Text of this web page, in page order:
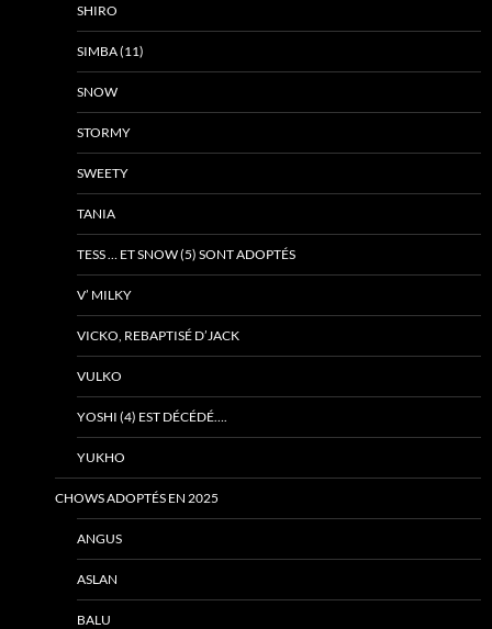
SHIRO
SIMBA (11)
SNOW
STORMY
SWEETY
TANIA
TESS … ET SNOW (5) SONT ADOPTÉS
V’ MILKY
VICKO, REBAPTISÉ D’JACK
VULKO
YOSHI (4) EST DÉCÉDÉ….
YUKHO
CHOWS ADOPTÉS EN 2025
ANGUS
ASLAN
BALU